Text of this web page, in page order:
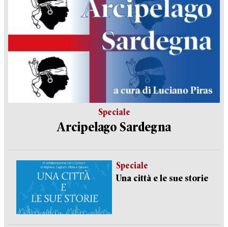
Speciale
Arcipelago Sardegna
Speciale
Una città e le sue storie